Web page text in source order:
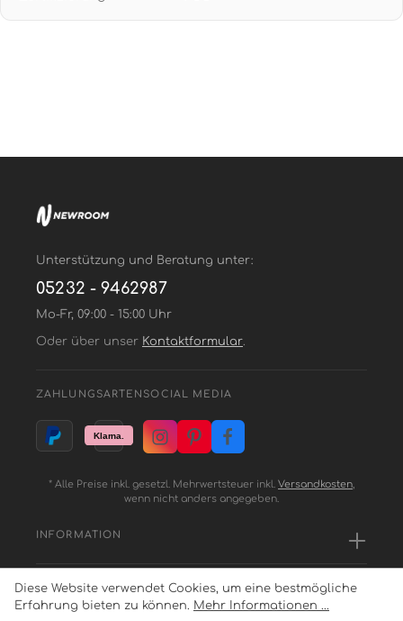
Unterstützung und Beratung unter:
05232 - 9462987
Mo-Fr, 09:00 - 15:00 Uhr
Oder über unser Kontaktformular.
ZAHLUNGSARTEN SOCIAL MEDIA
* Alle Preise inkl. gesetzl. Mehrwertsteuer inkl. Versandkosten,
wenn nicht anders angegeben.
INFORMATION
SERVICE
Diese Website verwendet Cookies, um eine bestmögliche
Erfahrung bieten zu können. Mehr Informationen ...